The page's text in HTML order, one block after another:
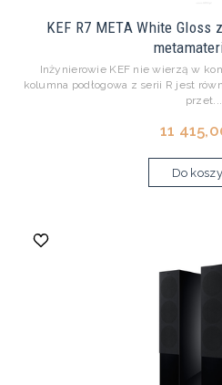
KEF R7 META White
Inżynierowie KEF nie wierzą w
kolumna podłogowa z serii R jest
przet...
11
Do